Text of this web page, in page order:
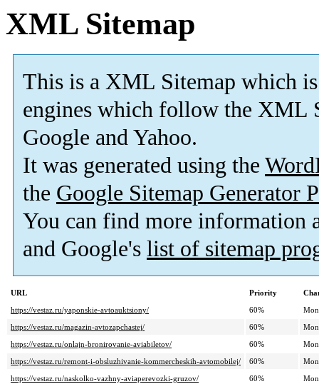
XML Sitemap
This is a XML Sitemap which is
engines which follow the XML
Google and Yahoo.
It was generated using the
the Google Sitemap Generator
You can find more information
and Google's list of sitemap
URL Priority
https://vestaz.ru/yaponskie-avtoauktsiony/
60%
https://vestaz.ru/magazin-avtozapchastej/
60%
https://vestaz.ru/onlajn-bronirovanie-aviabiletov/
60%
https://vestaz.ru/remont-i-obsluzhivanie-kommercheskih-avtomobilej/
60%
https://vestaz.ru/naskolko-vazhny-aviaperevozki-gruzov/
60%